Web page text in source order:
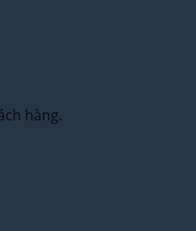
hàng.